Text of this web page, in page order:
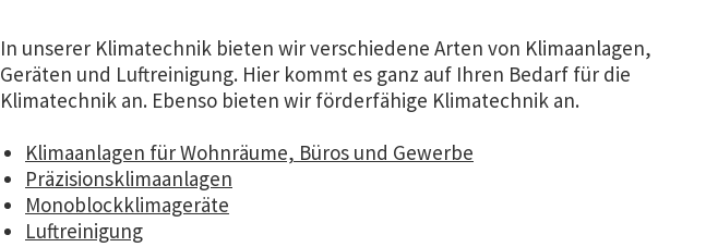
In unserer Klimatechnik bieten wir verschiedene Arten von Klimaanlagen,
Geräten und Luftreinigung. Hier kommt es ganz auf Ihren Bedarf für die
Klimatechnik an. Ebenso bieten wir förderfähige Klimatechnik an.
Klimaanlagen für Wohnräume, Büros und Gewerbe
Präzisionsklimaanlagen
Monoblockklimageräte
Luftreinigung